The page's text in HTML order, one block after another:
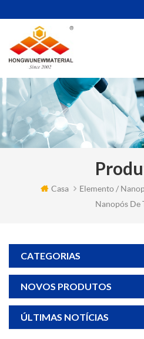
Casa
Elemento /
Nanopós De
CATEGORIAS
NOVOS PRODUTOS
ÚLTIMAS NOTÍCIAS